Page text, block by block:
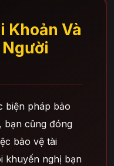
Khoản Và
biện pháp bảo
bạn cũng đóng
bảo vệ tài
khuyến nghị bạn